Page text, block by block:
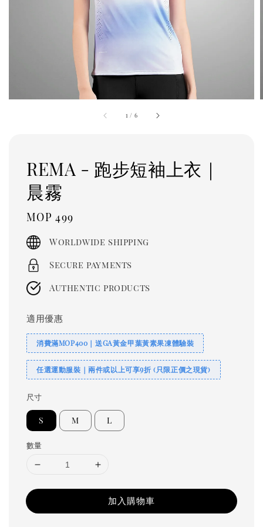
1 / 6
REMA - 跑步短袖上衣｜
晨霧
Regular
price
MOP 499
Worldwide shipping
Secure payments
Authentic products
適用優惠
消費滿MOP400｜送GA黃金甲葉黃素果凍體驗裝
任選運動服裝｜兩件或以上可享9折 (只限正價之現貨)
尺寸
S M L
數量
加入購物車